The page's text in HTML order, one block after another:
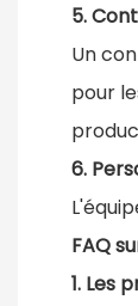
5.
Un
pour
6.
FAQ
1. Les